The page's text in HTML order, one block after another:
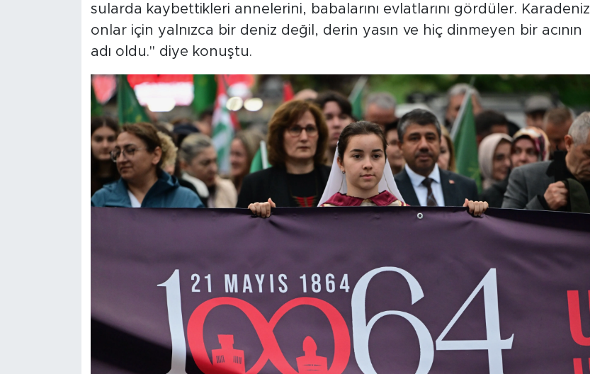
sularda kaybettikleri annelerini, babalarını evlatlarını gördüler. Karadeniz
onlar için yalnızca bir deniz değil, derin yasın ve hiç dinmeyen bir acının
adı oldu." diye konuştu.